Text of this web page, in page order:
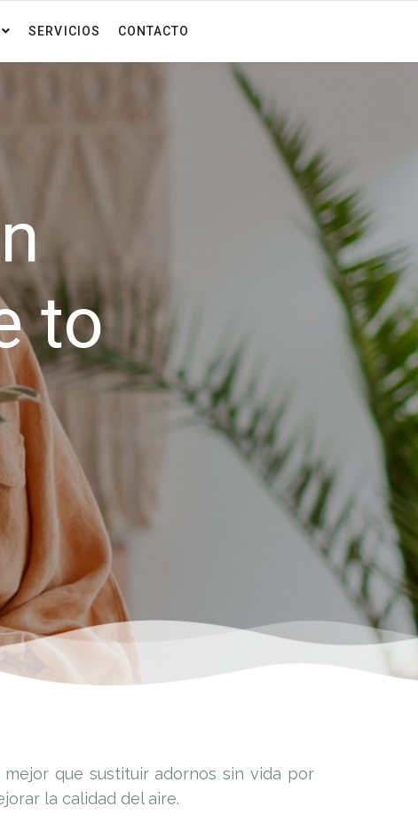
SERVICIOS CONTACTO
to
que sustituir adornos sin vida por
la calidad del aire.